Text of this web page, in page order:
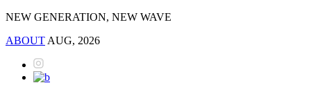
NEW GENERATION, NEW WAVE
ABOUT AUG, 2026